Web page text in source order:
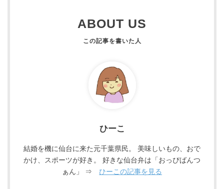
ABOUT US
ひーこ
結婚を機に仙台に来た元千葉県民。 美味しいもの、おで
かけ、スポーツが好き。 好きな仙台弁は「おっぴばんつ
ぁん」 ⇒ ひーこの記事を見る